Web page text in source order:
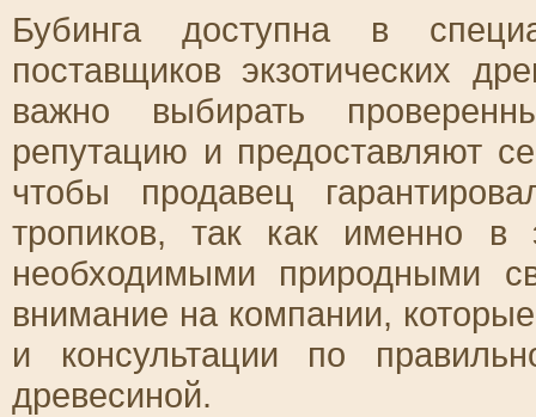
Бубинга доступна в
поставщиков экзотических
важно выбирать
репутацию и предоставляют
чтобы продавец
тропиков, так как именно в
необходимыми природными
внимание на компании,
и консультации по
древесиной.